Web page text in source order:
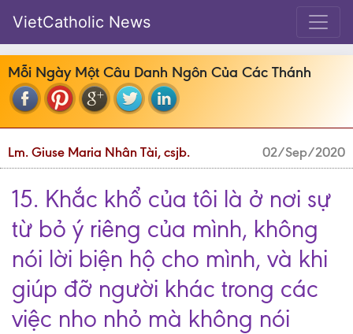
VietCatholic News
Mỗi Ngày Một Câu Danh Ngôn Của Các Thánh
Lm. Giuse Maria Nhân Tài, csjb. 02/Sep/2020
15. Khắc khổ của tôi là ở nơi sự
từ bỏ ý riêng của mình, không
nói lời biện hộ cho mình, và khi
giúp đỡ người khác trong các
việc nho nhỏ mà không nói